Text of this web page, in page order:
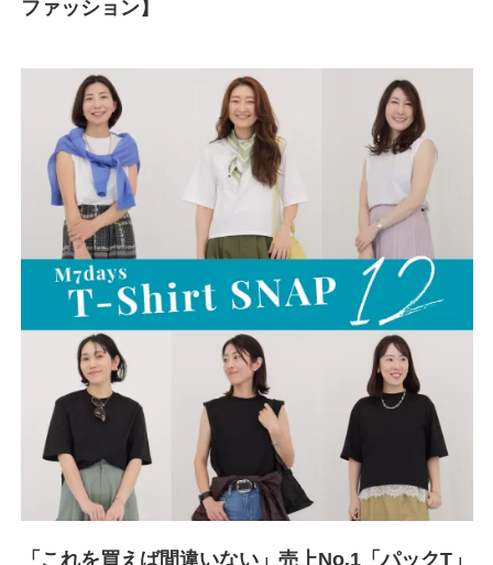
ファッション】
「これを買えば間違いない」売上No.1「パックT」